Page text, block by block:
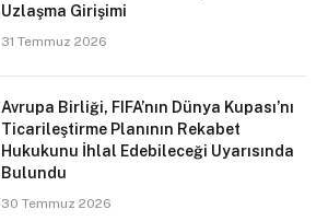
Uzlaşma Girişimi
31 Temmuz 2026
Avrupa Birliği, FIFA’nın Dünya Kupası’nı
Ticarileştirme Planının Rekabet
Hukukunu İhlal Edebileceği Uyarısında
Bulundu
30 Temmuz 2026